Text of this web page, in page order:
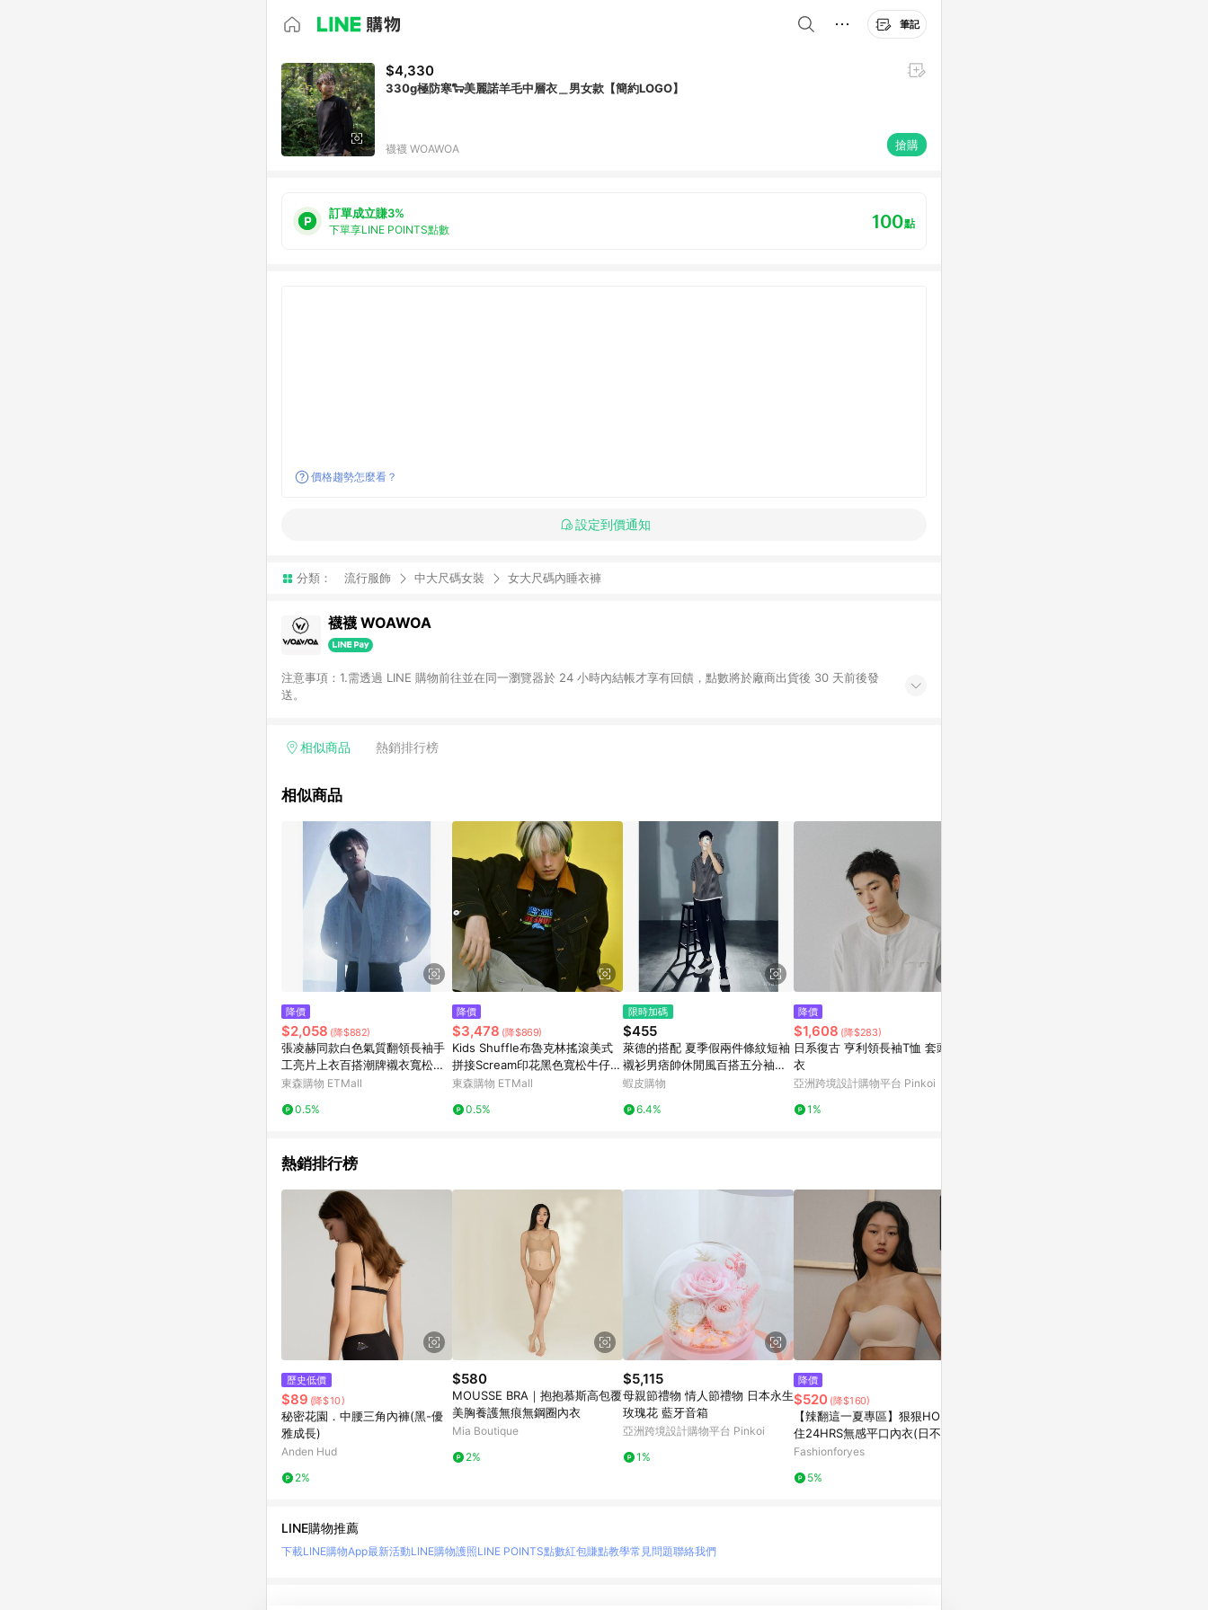
筆記
$4,330
330g極防寒🐑美麗諾羊毛中層衣＿男女款【簡約LOGO】
襪襪 WOAWOA 搶購
訂單成立賺3%
下單享LINE POINTS點數 100點
價格趨勢怎麼看？
設定到價通知
分類： 流行服飾 中大尺碼女裝 女大尺碼內睡衣褲
襪襪 WOAWOA
注意事項：1.需透過 LINE 購物前往並在同一瀏覽器於 24 小時內結帳才享有回饋，點數將於廠商出貨後 30 天前後發
送。
相似商品 熱銷排行榜
相似商品
降價
$2,058 (降$882)
張凌赫同款白色氣質翻領長袖手
工亮片上衣百搭潮牌襯衣寬松休
閑男
東森購物 ETMall
0.5%
降價
$3,478 (降$869)
Kids Shuffle布魯克林搖滾美式
拼接Scream印花黑色寬松牛仔夾
克
東森購物 ETMall
0.5%
限時加碼
$455
萊德的搭配 夏季假兩件條紋短袖
襯衫男痞帥休閒風百搭五分袖襯
衣 L1SF
蝦皮購物
6.4%
降價
$1,608 (降$283)
日系復古 亨利領長袖T恤 套頭上
衣
亞洲跨境設計購物平台 Pinkoi
1%
熱銷排行榜
歷史低價
$89 (降$10)
秘密花園．中腰三角內褲(黑-優
雅成長)
Anden Hud
2%
$580
MOUSSE BRA｜抱抱慕斯高包覆
美胸養護無痕無鋼圈內衣
Mia Boutique
2%
$5,115
母親節禮物 情人節禮物 日本永生
玫瑰花 藍牙音箱
亞洲跨境設計購物平台 Pinkoi
1%
降價
$520 (降$160)
【辣翻這一夏專區】狠狠HOLD
住24HRS無感平口內衣(日不落
款)
Fashionforyes
5%
LINE購物推薦
下載LINE購物App最新活動LINE購物護照LINE POINTS點數紅包賺點教學常見問題聯絡我們